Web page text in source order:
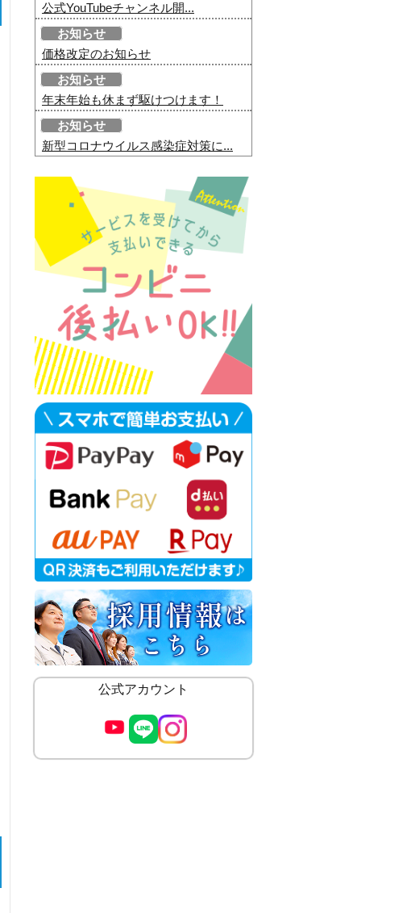
公式YouTubeチャンネル開...
お知らせ
価格改定のお知らせ
お知らせ
年末年始も休まず駆けつけます！
お知らせ
新型コロナウイルス感染症対策に...
公式アカウント